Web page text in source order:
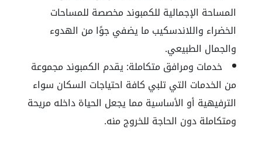
المساحة الإجمالية للكمبوند مخصصة للمساحات
الخضراء واللاندسكيب ما يضفي جوًا من الهدوء
والجمال الطبيعي.
خدمات ومرافق متكاملة:يقدم الكمبوند مجموعة
من الخدمات التي تلبي كافة احتياجات السكان سواء
الترفيهية أو الأساسية مما يجعل الحياة داخله مريحة
ومتكاملة دون الحاجة للخروج منه.